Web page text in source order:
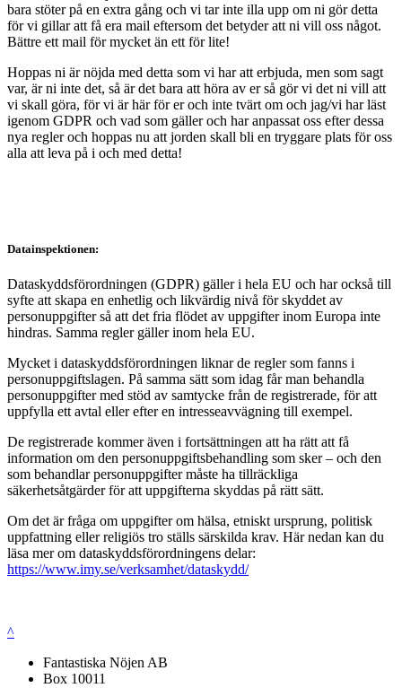
bara stöter på en extra gång och vi tar inte illa upp om ni gör detta
för vi gillar att få era mail eftersom det betyder att ni vill oss något.
Bättre ett mail för mycket än ett för lite!
Hoppas ni är nöjda med detta som vi har att erbjuda, men som sagt
var, är ni inte det, så är det bara att höra av er så gör vi det ni vill att
vi skall göra, för vi är här för er och inte tvärt om och jag/vi har läst
igenom GDPR och vad som gäller och har anpassat oss efter dessa
nya regler och hoppas nu att jorden skall bli en tryggare plats för oss
alla att leva på i och med detta!
Datainspektionen:
Dataskyddsförordningen (GDPR) gäller i hela EU och har också till
syfte att skapa en enhetlig och likvärdig nivå för skyddet av
personuppgifter så att det fria flödet av uppgifter inom Europa inte
hindras. Samma regler gäller inom hela EU.
Mycket i dataskyddsförordningen liknar de regler som fanns i
personuppgiftslagen. På samma sätt som idag får man behandla
personuppgifter med stöd av samtycke från de registrerade, för att
uppfylla ett avtal eller efter en intresseavvägning till exempel.
De registrerade kommer även i fortsättningen att ha rätt att få
information om den personuppgiftsbehandling som sker – och den
som behandlar personuppgifter måste ha tillräckliga
säkerhetsåtgärder för att uppgifterna skyddas på rätt sätt.
Om det är fråga om uppgifter om hälsa, etniskt ursprung, politisk
uppfattning eller religiös tro ställs särskilda krav. Här nedan kan du
läsa mer om dataskyddsförordningens delar:
https://www.imy.se/verksamhet/dataskydd/
^
Fantastiska Nöjen AB
Box 10011